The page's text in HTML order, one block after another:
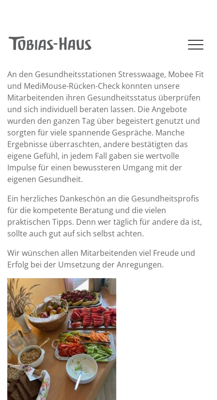
NAVIGATION (MOBILE)
+49 (0)41 02 - 806 - 0
An den Gesundheitsstationen Stresswaage, Mobee Fit
und MediMouse-Rücken-Check konnten unsere
Mitarbeitenden ihren Gesundheitsstatus überprüfen
und sich individuell beraten lassen. Die Angebote
wurden den ganzen Tag über begeistert genutzt und
sorgten für viele spannende Gespräche. Manche
Ergebnisse überraschten, andere bestätigten das
eigene Gefühl, in jedem Fall gaben sie wertvolle
Impulse für einen bewussteren Umgang mit der
eigenen Gesundheit.
Ein herzliches Dankeschön an die Gesundheitsprofis
für die kompetente Beratung und die vielen
praktischen Tipps. Denn wer täglich für andere da ist,
sollte auch gut auf sich selbst achten.
Wir wünschen allen Mitarbeitenden viel Freude und
Erfolg bei der Umsetzung der Anregungen.